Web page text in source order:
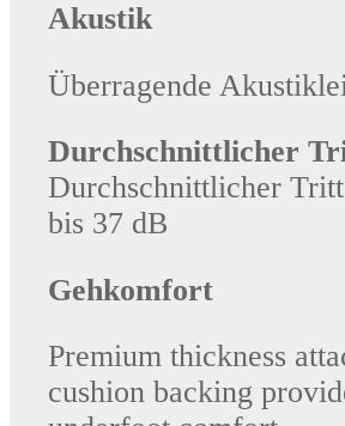
Akustik
Überragende
Durchschnittlicher
Durchschnittlicher
bis 37 dB
Gehkomfort
Premium thickness
cushion backing